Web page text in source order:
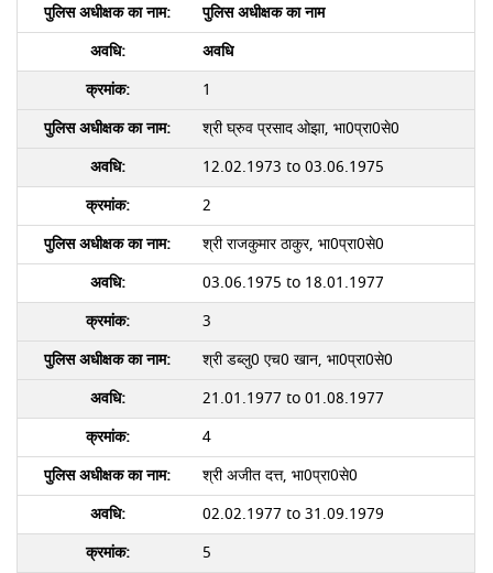
पुलिस अधीक्षक का नाम
अवधि
1
श्री घ्रुव प्रसाद ओझा, भा0प्रा0से0
12.02.1973 to 03.06.1975
2
श्री राजकुमार ठाकुर, भा0प्रा0से0
03.06.1975 to 18.01.1977
3
श्री डब्लु0 एच0 खान, भा0प्रा0से0
21.01.1977 to 01.08.1977
4
श्री अजीत दत्त, भा0प्रा0से0
02.02.1977 to 31.09.1979
5